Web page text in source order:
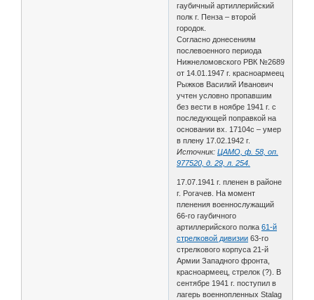
гаубичный артиллерийский
полк г. Пенза – второй
городок.
Согласно донесениям
послевоенного периода
Нижнеломовского РВК №2689
от 14.01.1947 г. красноармеец
Рыжков Василий Иванович
учтен условно пропавшим
без вести в ноябре 1941 г. с
последующей поправкой на
основании вх. 17104с – умер
в плену 17.02.1942 г.
Источник:ЦАМО, ф. 58, оп.
977520, д. 29, л. 254.
17.07.1941 г. пленен в районе
г. Рогачев. На момент
пленения военнослужащий
66-го гаубичного
артиллерийского полка61-й
стрелковой дивизии 63-го
стрелкового корпуса 21-й
Армии Западного фронта,
красноармеец, стрелок (?). В
сентябре 1941 г. поступил в
лагерь военнопленных Stalag